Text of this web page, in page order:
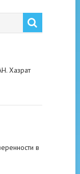
Хазрат
в